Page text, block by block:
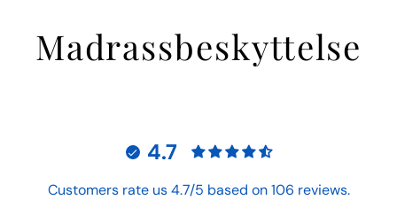
Madrassbeskyttelse
4.7
Customers rate us 4.7/5 based on 106 reviews.